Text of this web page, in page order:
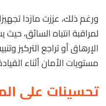
ورغم ذلك، عززت مازدا
لمراقبة انتباه السائق،
الإرهاق أو تراجع التركيز
مستويات الأمان أثناء
تحسينات على